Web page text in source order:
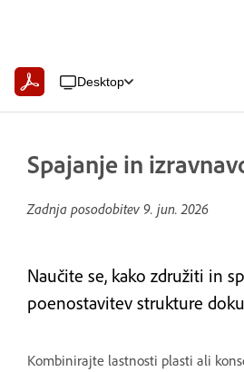
Desktop
Spajanje in
Zadnja posodobitev 9. jun. 2026
Naučite se, kako združiti in
poenostavitev strukture
Kombinirajte lastnosti plasti ali